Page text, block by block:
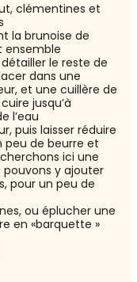
clémentines et
la brunoise de
ensemble
le reste de
dans une
et une cuillère de
jusqu’à
l’eau
puis laisser réduire
peu de beurre et
ici une
pouvons y ajouter
pour un peu de
ou éplucher une
en «barquette »